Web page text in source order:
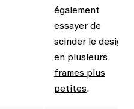
également
essayer de
scinder le design
en plusieurs
frames plus
petites.